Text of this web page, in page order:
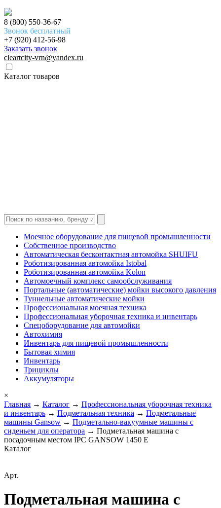
8 (800) 550-36-67
Звонок бесплатный
+7 (920) 412-56-98
Заказать звонок
cleartcity-vrn@yandex.ru
Каталог товаров
Моечное оборудование для пищевой промышленности
Собственное производство
Автоматическая бесконтактная автомойка SHUIFU
Роботизированная автомойка Istobal
Роботизированная автомойка Kolon
Автомоечный комплекс самообслуживания
Портальные (автоматические) мойки высокого давления
Туннельные автоматические мойки
Профессиональная моечная техника
Профессиональная уборочная техника и инвентарь
Спецоборудование для автомойки
Автохимия
Инвентарь для пищевой промышленности
Бытовая химия
Инвентарь
Трициклы
Аккумуляторы
×
Главная → Каталог → Профессиональная уборочная техника
и инвентарь → Подметальная техника → Подметальные
машины Gansow → Подметально-вакуумные машины с
сиденьем для оператора → Подметальная машина с
посадочным местом IPC GANSOW 1450 E
Каталог
Арт.
Подметальная машина с